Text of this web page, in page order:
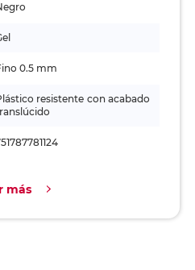
0.5 mm
resistente con acabado
más